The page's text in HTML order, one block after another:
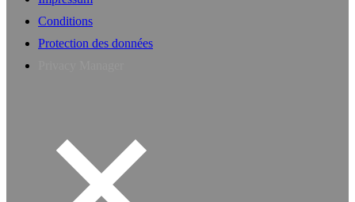
Conditions
Protection des données